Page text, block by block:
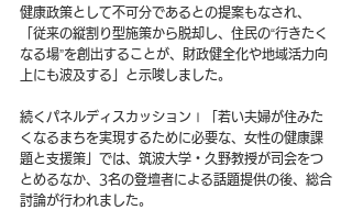
健康政策として不可分であるとの提案もなされ、
「従来の縦割り型施策から脱却し、住民の“行きたく
なる場”を創出することが、財政健全化や地域活力向
上にも波及する」と示唆しました。
続くパネルディスカッションⅠ「 若い夫婦が住みた
くなるまちを実現するために必要な、女性の健康課
題と支援策 」では、筑波大学・久野教授が司会をつ
とめるなか、3名の登壇者による話題提供の後、総合
討論が行われました。